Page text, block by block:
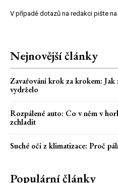
V případě dotazů na redakci pište
Nejnovější články
Zavařování krok za krokem:
vydrželo
Rozpálené auto: Co v něm v
zchladit
Suché oči z klimatizace: Proč
Populární články